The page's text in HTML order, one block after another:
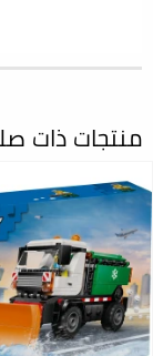
منتجات ذات